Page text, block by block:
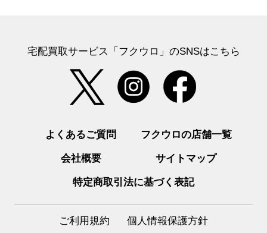
宅配買取サービス「フクウロ」のSNSはこちら
よくあるご質問 フクウロの店舗一覧
会社概要 サイトマップ
特定商取引法に基づく表記
ご利用規約 個人情報保護方針